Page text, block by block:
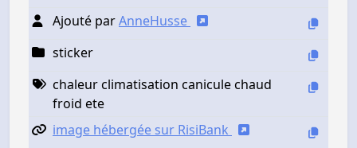
Ajouté parAnneHusse
sticker
chaleur climatisation canicule chaud
froid ete
image hébergée sur RisiBank